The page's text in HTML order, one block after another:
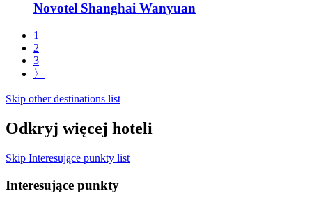
Novotel Shanghai Wanyuan
1
2
3
〉
Skip other destinations list
Odkryj więcej hoteli
Skip Interesujące punkty list
Interesujące punkty